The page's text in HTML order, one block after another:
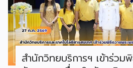
สำนักวิทยบริการฯ เข้าร่วม